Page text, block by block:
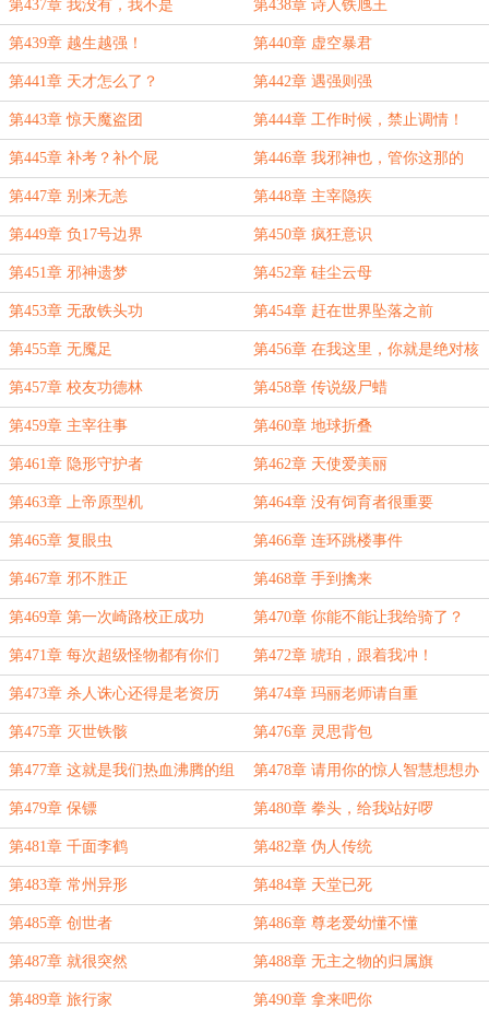
第437章 我没有，我不是 第438章 诗人铁虺王
第439章 越生越强！ 第440章 虚空暴君
第441章 天才怎么了？ 第442章 遇强则强
第443章 惊天魔盗团 第444章 工作时候，禁止调情！
第445章 补考？补个屁 第446章 我邪神也，管你这那的
第447章 别来无恙 第448章 主宰隐疾
第449章 负17号边界 第450章 疯狂意识
第451章 邪神遗梦 第452章 硅尘云母
第453章 无敌铁头功 第454章 赶在世界坠落之前
第455章 无魇足 第456章 在我这里，你就是绝对核
心
第457章 校友功德林 第458章 传说级尸蜡
第459章 主宰往事 第460章 地球折叠
第461章 隐形守护者 第462章 天使爱美丽
第463章 上帝原型机 第464章 没有饲育者很重要
第465章 复眼虫 第466章 连环跳楼事件
第467章 邪不胜正 第468章 手到擒来
第469章 第一次崎路校正成功 第470章 你能不能让我给骑了？
第471章 每次超级怪物都有你们 第472章 琥珀，跟着我冲！
第473章 杀人诛心还得是老资历 第474章 玛丽老师请自重
第475章 灭世铁骸 第476章 灵思背包
第477章 这就是我们热血沸腾的组
合技！
第478章 请用你的惊人智慧想想办
法
第479章 保镖 第480章 拳头，给我站好啰
第481章 千面李鹤 第482章 伪人传统
第483章 常州异形 第484章 天堂已死
第485章 创世者 第486章 尊老爱幼懂不懂
第487章 就很突然 第488章 无主之物的归属旗
第489章 旅行家 第490章 拿来吧你